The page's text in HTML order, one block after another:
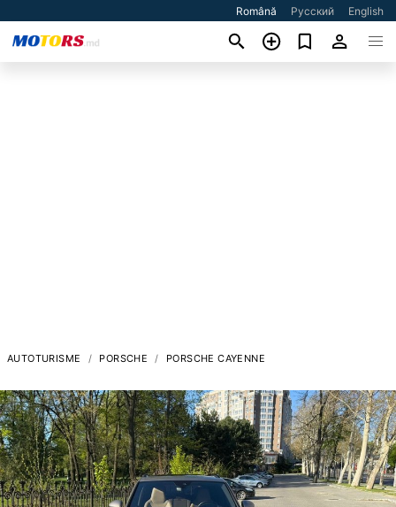
Română Русский English
AUTOTURISME PORSCHE PORSCHE CAYENNE